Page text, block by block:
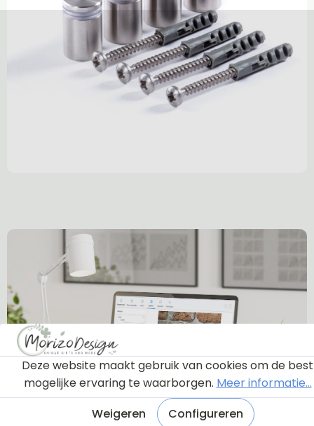
Deze website maakt gebruik van cookies om de best
mogelijke ervaring te waarborgen. Meer informatie...
Weigeren
Configureren